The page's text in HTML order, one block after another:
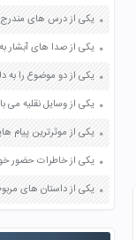
یکی از وسایل نقلیه می